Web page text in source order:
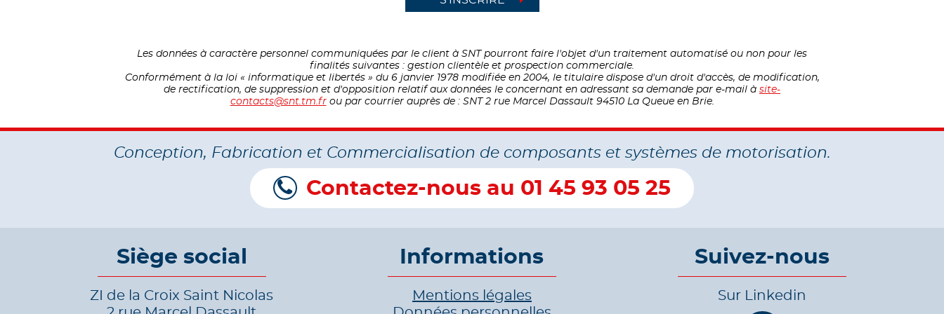
Les données à caractère personnel communiquées par le client à SNT pourront faire l'objet d'un traitement automatisé ou non pour les
finalités suivantes : gestion clientèle et prospection commerciale.
Conformément à la loi « informatique et libertés » du 6 janvier 1978 modifiée en 2004, le titulaire dispose d'un droit d'accès, de modification,
de rectification, de suppression et d'opposition relatif aux données le concernant en adressant sa demande par e-mail à site-
contacts@snt.tm.frou par courrier auprès de : SNT 2 rue Marcel Dassault 94510 La Queue en Brie.
Conception, Fabrication et Commercialisation de composants et systèmes de motorisation.
Contactez-nous au 01 45 93 05 25
Siège social
ZI de la Croix Saint Nicolas
Informations
Mentions légales
Suivez-nous
Sur Linkedin